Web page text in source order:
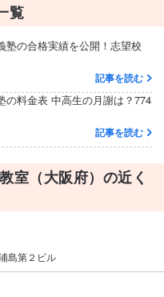
覧
塾の合格実績を公開！志望校
記事を読む
の料金表 中高生の月謝は？774
記事を読む
室（大阪府）の近く
島第２ビル